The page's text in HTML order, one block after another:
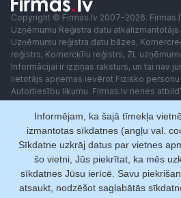
Copyright © Firmas.lv 2007-2026.
Uzņēmumu Reģistra datu
Uzņēmumu reģistra datu bāzes,
reģistrs, Komercķīlu reģistrs, ZL
Informācijai ir izziņas raksturs, un tai nav
lietotājs apņemas ievērot Fizisko
Autortiesību likumu. Firmas.lv nenes
lēmumiem, kas balstīti uz saņemto
izmantot jebkādas automatizētas
piekļuvei sistēmai bez rakstiskas
redaktore: Ingūna Pempere.
Lietošanas noteikumi
Privātuma politika
Informējam, ka šajā tīmekļa
izmantotas sīkdatnes (angļu val.
Sīkdatne uzkrāj datus par vietnes
šo vietni, Jūs piekrītat, ka mēs
sīkdatnes Jūsu ierīcē. Savu
atsaukt, nodzēšot saglabātās